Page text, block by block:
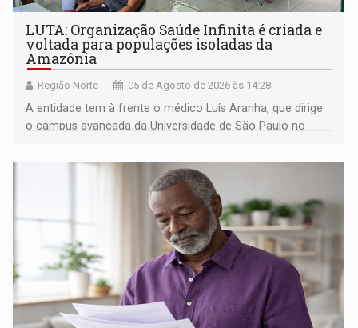
LUTA: Organização Saúde Infinita é criada e
voltada para populações isoladas da
Amazônia
Região Norte 05 de Agosto de 2026 às 14:28
A entidade tem à frente o médico Luís Aranha, que dirige
o campus avançada da Universidade de São Paulo no